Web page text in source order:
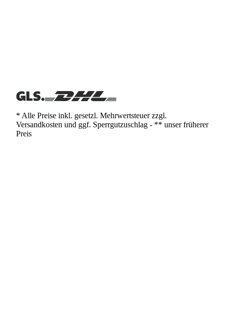
* Alle Preise inkl. gesetzl. Mehrwertsteuer zzgl.
Versandkosten und ggf. Sperrgutzuschlag - ** unser früherer
Preis